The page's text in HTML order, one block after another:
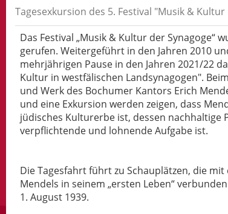
Tagesexkursion des 5. Festival "Musik &
Das Festival „Musik & Kultur der Synagoge“
gerufen. Weitergeführt in den Jahren 2010
mehrjährigen Pause in den Jahren 2021/22
Kultur in westfälischen Landsynagogen".
und Werk des Bochumer Kantors Erich
und eine Exkursion werden zeigen, dass
jüdisches Kulturerbe ist, dessen nachhaltige
verpflichtende und lohnende Aufgabe ist.
Die Tagesfahrt führt zu Schauplätzen, die
Mendels in seinem „ersten Leben“
1. August 1939.